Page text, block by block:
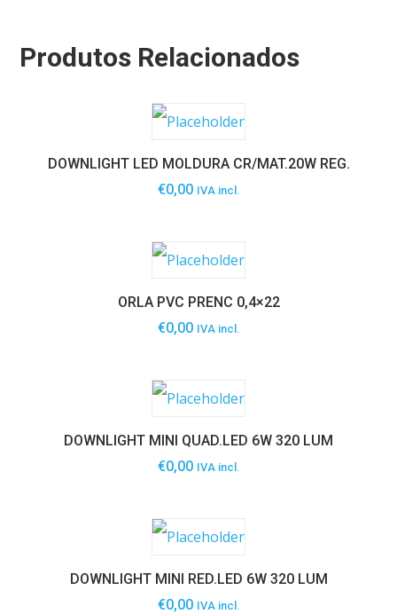
Produtos Relacionados
DOWNLIGHT LED MOLDURA CR/MAT.20W REG.
€0,00 IVA incl.
ORLA PVC PRENC 0,4×22
€0,00 IVA incl.
DOWNLIGHT MINI QUAD.LED 6W 320 LUM
€0,00 IVA incl.
DOWNLIGHT MINI RED.LED 6W 320 LUM
€0,00 IVA incl.